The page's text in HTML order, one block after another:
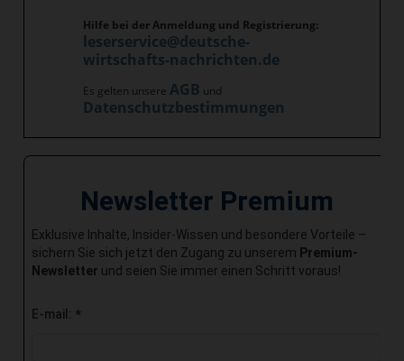
Hilfe bei der Anmeldung und Registrierung:
leserservice@deutsche-
wirtschafts-nachrichten.de
Es gelten unsere AGB und
Datenschutzbestimmungen
Newsletter Premium
Exklusive Inhalte, Insider-Wissen und besondere Vorteile –
sichern Sie sich jetzt den Zugang zu unserem Premium-
Newsletter und seien Sie immer einen Schritt voraus!
E-mail: *